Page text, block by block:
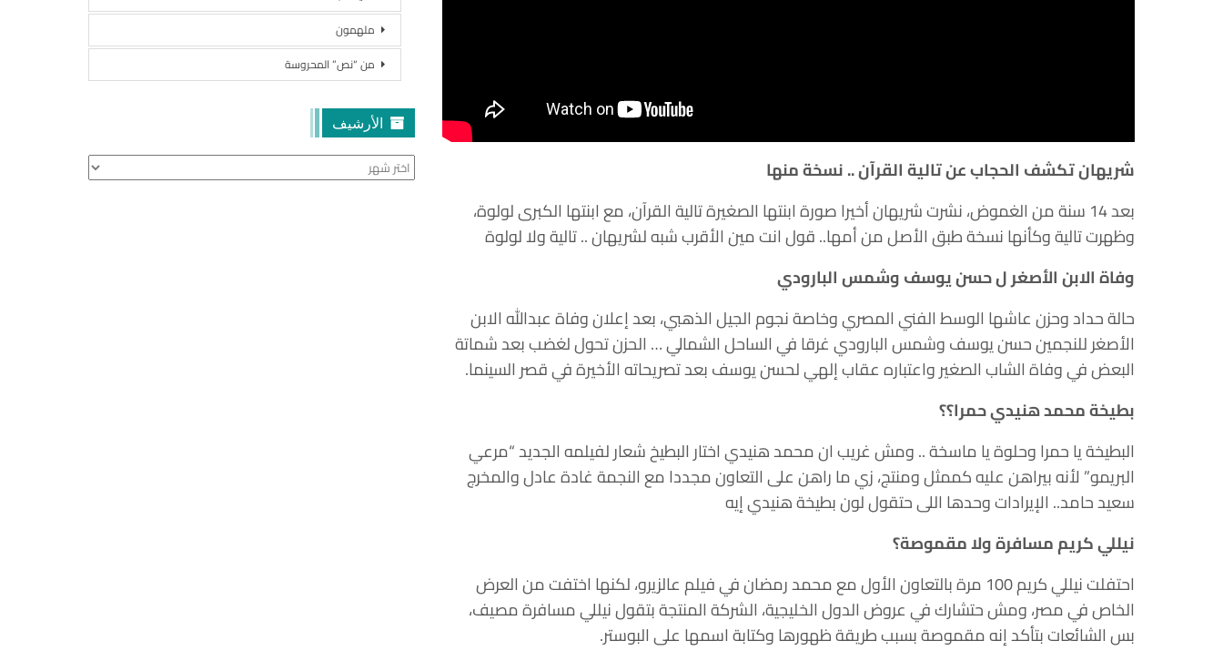
شريهان تكشف الحجاب عن تالية القرآن .. نسخة منها
بعد 14 سنة من الغموض، نشرت شريهان أخيرا صورة ابنتها الصغيرة تالية القرآن، مع ابنتها الكبرى لولوة،
وظهرت تالية وكأنها نسخة طبق الأصل من أمها.. قول انت مين الأقرب شبه لشريهان .. تالية ولا لولوة
وفاة الابن الأصغر ل حسن يوسف وشمس البارودي
حالة حداد وحزن عاشها الوسط الفني المصري وخاصة نجوم الجيل الذهبي، بعد إعلان وفاة عبدالله الابن
الأصغر للنجمين حسن يوسف وشمس البارودي غرقا في الساحل الشمالي … الحزن تحول لغضب بعد شماتة
البعض في وفاة الشاب الصغير واعتباره عقاب إلهي لحسن يوسف بعد تصريحاته الأخيرة في قصر السينما.
بطيخة محمد هنيدي حمرا؟؟
البطيخة يا حمرا وحلوة يا ماسخة .. ومش غريب ان محمد هنيدي اختار البطيخ شعار لفيلمه الجديد “مرعي
البريمو” لأنه بيراهن عليه كممثل ومنتج، زي ما راهن على التعاون مجددا مع النجمة غادة عادل والمخرج
سعيد حامد.. الإيرادات وحدها اللى حتقول لون بطيخة هنيدي إيه
نيللي كريم مسافرة ولا مقموصة؟
احتفلت نيللي كريم 100 مرة بالتعاون الأول مع محمد رمضان في فيلم عالزيرو، لكنها اختفت من العرض
الخاص في مصر، ومش حتشارك في عروض الدول الخليجية، الشركة المنتجة بتقول نيللي مسافرة مصيف،
بس الشائعات بتأكد إنه مقموصة بسبب طريقة ظهورها وكتابة اسمها على البوستر.
ملهمون
من “نص” المحروسة
الأرشيف
الأرشيف